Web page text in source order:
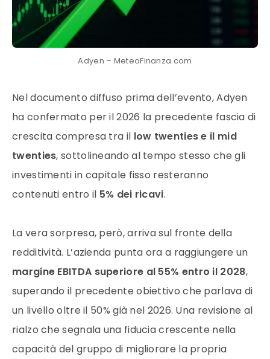
Adyen – MeteoFinanza.com
Nel documento diffuso prima dell’evento, Adyen
ha confermato per il 2026 la precedente fascia di
crescita compresa tra il low twenties e il mid
twenties, sottolineando al tempo stesso che gli
investimenti in capitale fisso resteranno
contenuti entro il 5% dei ricavi.
La vera sorpresa, però, arriva sul fronte della
redditività. L’azienda punta ora a raggiungere un
margine EBITDA superiore al 55% entro il 2028,
superando il precedente obiettivo che parlava di
un livello oltre il 50% già nel 2026. Una revisione al
rialzo che segnala una fiducia crescente nella
capacità del gruppo di migliorare la propria